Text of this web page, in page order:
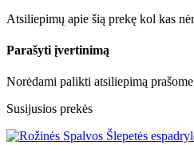
Atsiliepimų apie šią prekę kol kas
Parašyti įvertinimą
Norėdami palikti atsiliepimą prašome
Susijusios prekės